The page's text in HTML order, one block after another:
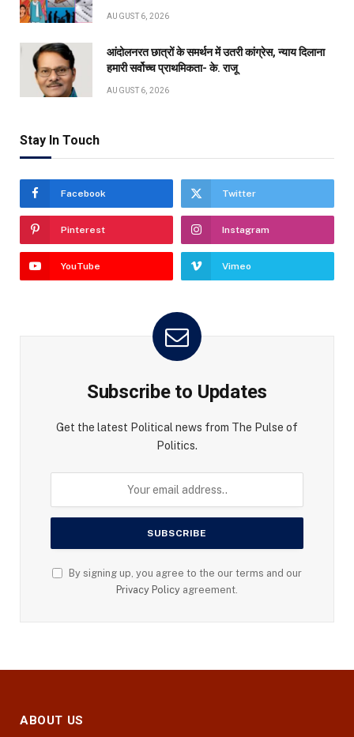
AUGUST 6, 2026
आंदोलनरत छात्रों के समर्थन में उतरी कांग्रेस, न्याय दिलाना
हमारी सर्वोच्च प्राथमिकता- के. राजू
AUGUST 6, 2026
Stay In Touch
Facebook Twitter
Pinterest Instagram
YouTube Vimeo
Subscribe to Updates
Get the latest Political news from The Pulse of
Politics.
By signing up, you agree to the our terms and our
Privacy Policy agreement.
ABOUT US